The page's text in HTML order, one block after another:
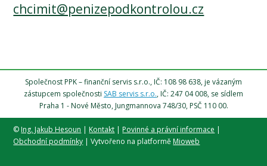
chcimit@penizepodkontrolou.cz
Společnost PPK – finanční servis s.r.o., IČ: 108 98 638, je vázaným
zástupcem společnosti SAB servis s.r.o., IČ: 247 04 008, se sídlem
Praha 1 - Nové Město, Jungmannova 748/30, PSČ 110 00.
© Ing. Jakub Hesoun Kontakt Povinné a právní informace
Obchodní podmínky | Vytvořeno na platformě Mioweb